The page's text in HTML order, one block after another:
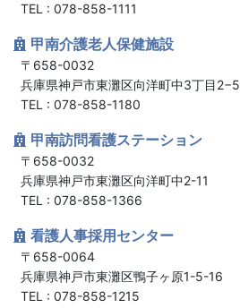
TEL : 078-858-1111
甲南介護老人保健施設
〒658-0032
兵庫県神戸市東灘区向洋町中3丁目2−5
TEL : 078-858-1180
甲南訪問看護ステーション
〒658-0032
兵庫県神戸市東灘区向洋町中2-11
TEL : 078-858-1366
看護人事採用センター
〒658-0064
兵庫県神戸市東灘区鴨子ヶ原1-5-16
TEL : 078-858-1215